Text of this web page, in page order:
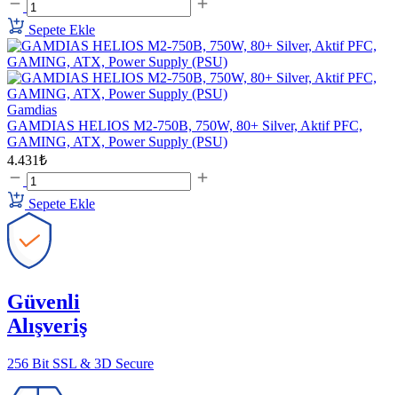
Sepete Ekle
Gamdias
GAMDIAS HELIOS M2-750B, 750W, 80+ Silver, Aktif PFC,
GAMING, ATX, Power Supply (PSU)
4.431₺
Sepete Ekle
Güvenli
Alışveriş
256 Bit SSL & 3D Secure